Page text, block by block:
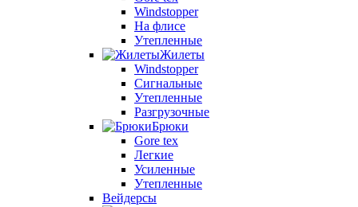
Windstopper
На флисе
Утепленные
Жилеты
Windstopper
Сигнальные
Утепленные
Разгрузочные
Брюки
Gore tex
Легкие
Усиленные
Утепленные
Вейдерсы